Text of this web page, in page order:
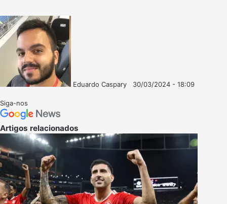
Eduardo Caspary
30/03/2024 - 18:09
Siga-nos
Artigos relacionados